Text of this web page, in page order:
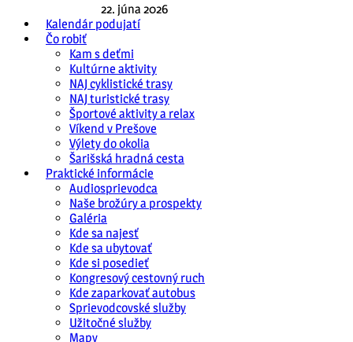
22. júna 2026
Kalendár podujatí
Čo robiť
Kam s deťmi
Kultúrne aktivity
NAJ cyklistické trasy
NAJ turistické trasy
Športové aktivity a relax
Víkend v Prešove
Výlety do okolia
Šarišská hradná cesta
Praktické informácie
Audiosprievodca
Naše brožúry a prospekty
Galéria
Kde sa najesť
Kde sa ubytovať
Kde si posedieť
Kongresový cestovný ruch
Kde zaparkovať autobus
Sprievodcovské služby
Užitočné služby
Mapy